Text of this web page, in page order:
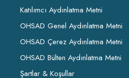
Katılımcı Aydınlatma Metni
OHSAD Genel Aydınlatma Metni
OHSAD Çerez Aydınlatma Metni
OHSAD Bülten Aydınlatma Metni
Şartlar & Koşullar